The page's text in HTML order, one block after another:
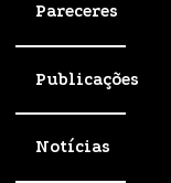
Pareceres
Publicações
Notícias